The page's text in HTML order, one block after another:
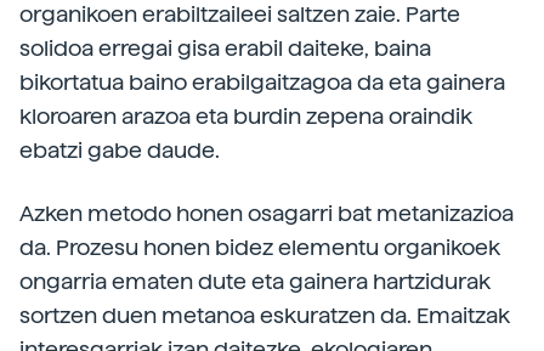
organikoen erabiltzaileei saltzen zaie. Parte
solidoa erregai gisa erabil daiteke, baina
bikortatua baino erabilgaitzagoa da eta gainera
kloroaren arazoa eta burdin zepena oraindik
ebatzi gabe daude.
Azken metodo honen osagarri bat metanizazioa
da. Prozesu honen bidez elementu organikoek
ongarria ematen dute eta gainera hartzidurak
sortzen duen metanoa eskuratzen da. Emaitzak